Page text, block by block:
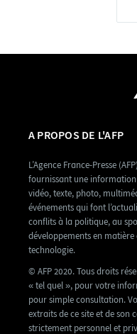
A PROPOS DE L'AFP
L’Agence France-Presse
fournissant une
vidéo, texte, photo,
événements qui font
conflits à la politique, au
développements en matière
technologie.
© AFP 2020. Tous droits
« tel quel », pour votre
pour simple consultation.
extraits de ce site et de son
strictement personnel et